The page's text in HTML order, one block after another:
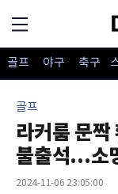
골프 야구 축구
골프
라커룸 문
불출석...소
2024-11-06 23:05:00